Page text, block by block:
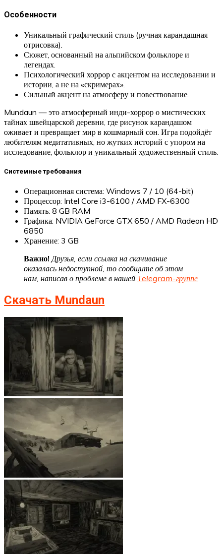
Особенности
Уникальный графический стиль (ручная карандашная
отрисовка).
Сюжет, основанный на альпийском фольклоре и
легендах.
Психологический хоррор с акцентом на исследовании и
истории, а не на «скримерах».
Сильный акцент на атмосферу и повествование.
Mundaun — это атмосферный инди-хоррор о мистических
тайнах швейцарской деревни, где рисунок карандашом
оживает и превращает мир в кошмарный сон. Игра подойдёт
любителям медитативных, но жутких историй с упором на
исследование, фольклор и уникальный художественный стиль.
Системные требования
Операционная система: Windows 7 / 10 (64-bit)
Процессор: Intel Core i3-6100 / AMD FX-6300
Память: 8 GB RAM
Графика: NVIDIA GeForce GTX 650 / AMD Radeon HD
6850
Хранение: 3 GB
Важно!Друзья, если ссылка на скачивание
оказалась недоступной, то сообщите об этом
нам, написав о проблеме в нашей Telegram-группе
Скачать Mundaun